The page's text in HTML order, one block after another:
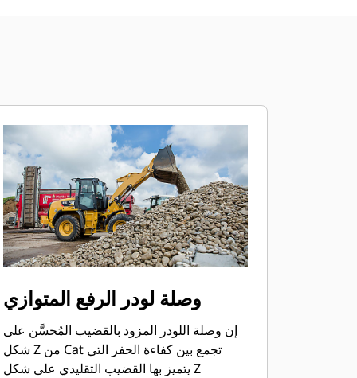
وصلة لودر الرفع المتوازي
إن وصلة اللودر المزود بالقضيب المُحسَّن على
شكل Z من Cat تجمع بين كفاءة الحفر التي
يتميز بها القضيب التقليدي على شكل Z